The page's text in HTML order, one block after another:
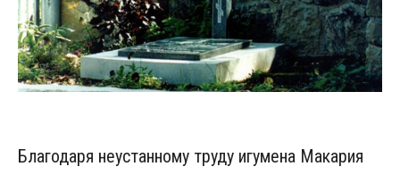
Благодаря неустанному труду игумена Макария